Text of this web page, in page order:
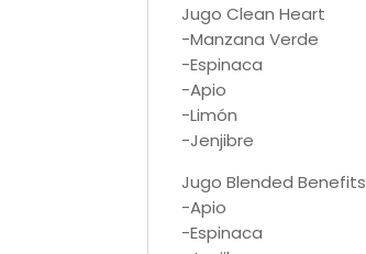
Jugo Clean Heart
-Manzana Verde
-Espinaca
-Apio
-Limón
-Jenjibre
Jugo Blended Benefits
-Apio
-Espinaca